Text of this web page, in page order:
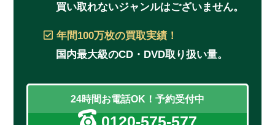
買い取れないジャンルはございません。
年間100万枚の買取実績！
国内最大級のCD・DVD取り扱い量。
24時間お電話OK！予約受付中
0120-575-577